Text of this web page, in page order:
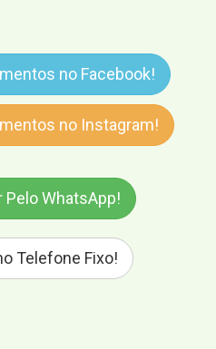
no Facebook!
no Instagram!
Pelo WhatsApp!
Telefone Fixo!